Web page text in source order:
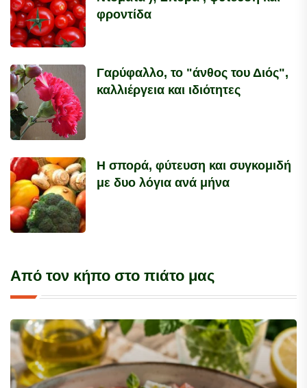
φροντίδα
Γαρύφαλλο, το "άνθος του Διός",
καλλιέργεια και ιδιότητες
Η σπορά, φύτευση και συγκομιδή
με δυο λόγια ανά μήνα
Από τον κήπο στο πιάτο μας